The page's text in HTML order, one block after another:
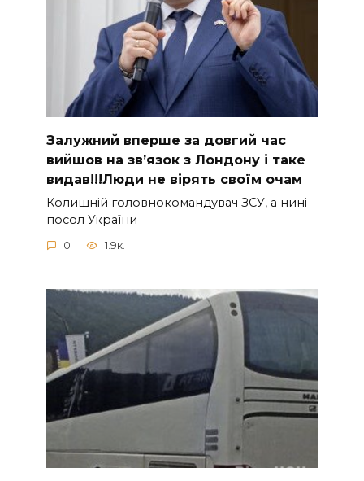
Зaлужний вперше за довгий час
вийшов на зв’язок з Лoндону і таке
видав!!!Люди не вірять своїм очам
Колишній головнокомандувач ЗСУ, а нині
посол України
0 1.9к.